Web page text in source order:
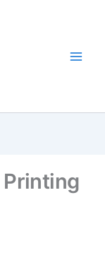
Printing